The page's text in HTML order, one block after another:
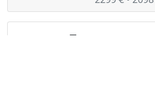
Таможенные